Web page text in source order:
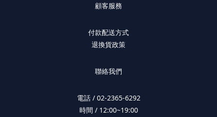
顧客服務
付款配送方式
退換貨政策
聯絡我們
電話 / 02-2365-6292
時間 / 12:00~19:00